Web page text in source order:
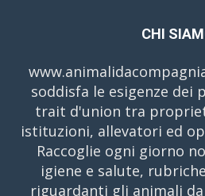
CHI
soddisfa le esigenze dei
trait d'union tra
istituzioni, allevatori ed
Raccoglie ogni giorno
igiene e salute,
riguardanti gli animali